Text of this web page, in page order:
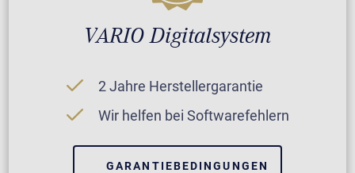
VARIO Digitalsystem
2 Jahre Herstellergarantie
Wir helfen bei Softwarefehlern
GARANTIEBEDINGUNGEN